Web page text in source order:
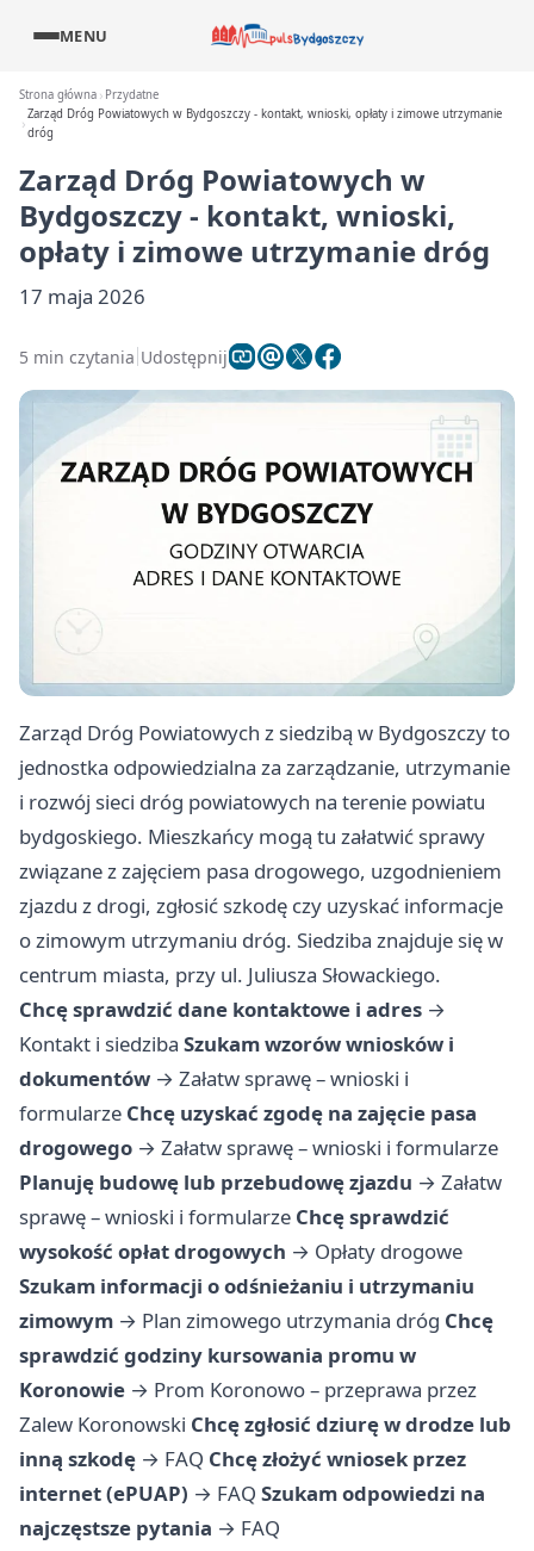
MENU
Strona główna
Przydatne
Zarząd Dróg Powiatowych w Bydgoszczy - kontakt, wnioski, opłaty i zimowe utrzymanie
dróg
Zarząd Dróg Powiatowych w
Bydgoszczy - kontakt, wnioski,
opłaty i zimowe utrzymanie dróg
17 maja 2026
5 min czytania Udostępnij
Zarząd Dróg Powiatowych z siedzibą w Bydgoszczy to
jednostka odpowiedzialna za zarządzanie, utrzymanie
i rozwój sieci dróg powiatowych na terenie powiatu
bydgoskiego. Mieszkańcy mogą tu załatwić sprawy
związane z zajęciem pasa drogowego, uzgodnieniem
zjazdu z drogi, zgłosić szkodę czy uzyskać informacje
o zimowym utrzymaniu dróg. Siedziba znajduje się w
centrum miasta, przy ul. Juliusza Słowackiego.
Chcę sprawdzić dane kontaktowe i adres →
Kontakt i siedziba Szukam wzorów wniosków i
dokumentów → Załatw sprawę – wnioski i
formularze Chcę uzyskać zgodę na zajęcie pasa
drogowego → Załatw sprawę – wnioski i formularze
Planuję budowę lub przebudowę zjazdu → Załatw
sprawę – wnioski i formularze Chcę sprawdzić
wysokość opłat drogowych → Opłaty drogowe
Szukam informacji o odśnieżaniu i utrzymaniu
zimowym → Plan zimowego utrzymania dróg Chcę
sprawdzić godziny kursowania promu w
Koronowie → Prom Koronowo – przeprawa przez
Zalew Koronowski Chcę zgłosić dziurę w drodze lub
inną szkodę → FAQ Chcę złożyć wniosek przez
internet (ePUAP) → FAQ Szukam odpowiedzi na
najczęstsze pytania → FAQ